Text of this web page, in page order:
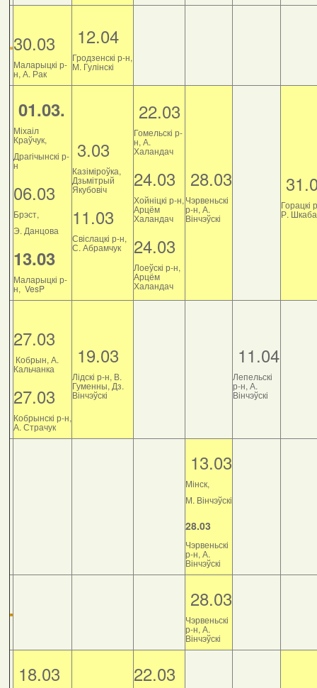
30.03
Маларыцкі р-
н, А. Рак
12.04
Гродзенскі р-н,
М. Гулінскі
01.03.
Міхаіл
Краўчук,
Драгічынскі р-
н
06.03
Брэст,
Э. Данцова
13.03
Маларыцкі р-
н, VesP
3.03
Казіміроўка,
Дзьмітрый
Якубовіч
11.03
Свіслацкі р-н,
С. Абрамчук
22.03
Гомельскі р-
н, А.
Халандач
24.03
Хойніцкі р-н,
Арцём
Халандач
24.03
Лоеўскі р-н,
Арцём
Халандач
28.03
Чэрвеньскі
р-н, А.
Вінчэўскі
Горацкі
Р.
27.03
Кобрын, А.
Кальчанка
27.03
Кобрынскі р-н,
А. Страчук
19.03
Лідскі р-н, В.
Гуменны, Дз.
Вінчэўскі
11.04
Лепельскі
р-н, А.
Вінчэўскі
13.03
Мінск,
М. Вінчэўскі
28.03
Чэрвеньскі
р-н, А.
Вінчэўскі
28.03
Чэрвеньскі
р-н, А.
Вінчэўскі
18.03 22.03